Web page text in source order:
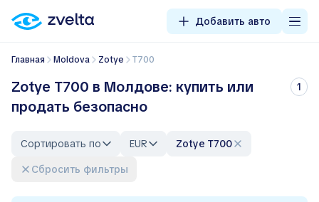
Добавить авто
Главная Moldova Zotye T700
Zotye T700 в Молдове: купить или
продать безопасно
1
Сортировать по EUR
Zotye T700
Сбросить фильтры